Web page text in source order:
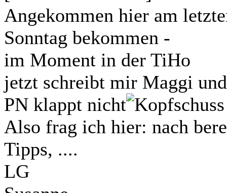
Angekommen hier am
Sonntag bekommen -
im Moment in der TiHo
jetzt schreibt mir Maggi
PN klappt nicht
Also frag ich hier: nach
Tipps, ....
LG